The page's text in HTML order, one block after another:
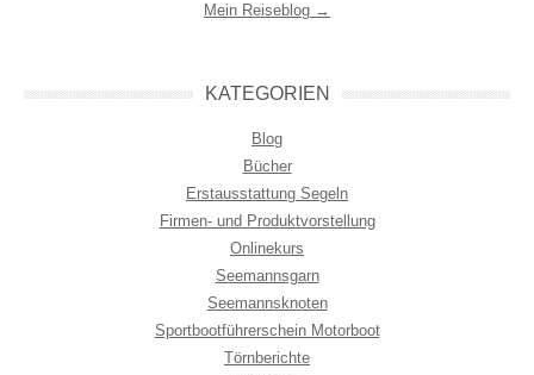
Mein Reiseblog →
KATEGORIEN
Blog
Bücher
Erstausstattung Segeln
Firmen- und Produktvorstellung
Onlinekurs
Seemannsgarn
Seemannsknoten
Sportbootführerschein Motorboot
Törnberichte